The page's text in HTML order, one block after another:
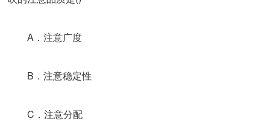
A．注意广度
B．注意稳定性
C．注意分配